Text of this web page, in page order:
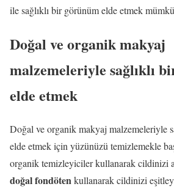
ile sağlıklı bir görünüm elde etmek
Doğal ve organik makyaj
malzemeleriyle sağlıklı
elde etmek
Doğal ve organik makyaj malzemeleriyle
elde etmek için yüzünüzü temizlemekle
organik temizleyiciler kullanarak cildinizi
doğal fondötenkullanarak cildinizi